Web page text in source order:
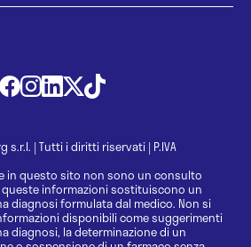
s.r.l. | Tutti i diritti riservati | P.IVA
in questo sito non sono un consulto
queste informazioni sostituiscono un
diagnosi formulata dal medico. Non si
disponibili come suggerimenti
diagnosi, la determinazione di un